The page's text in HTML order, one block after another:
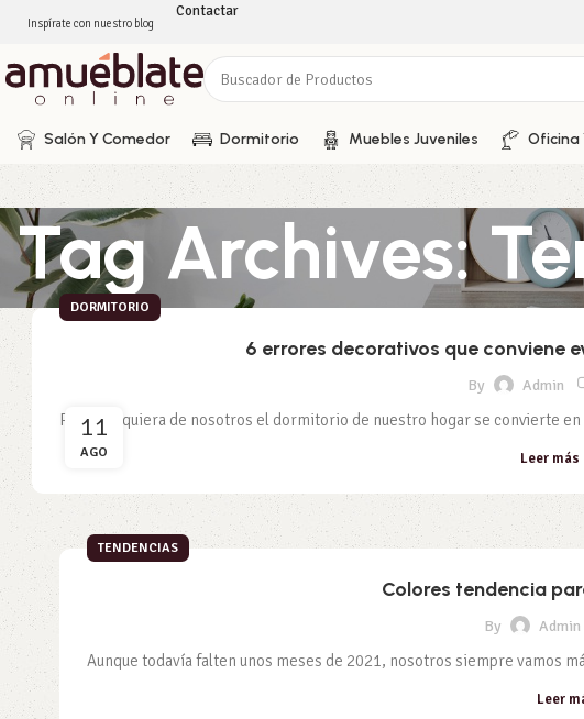
Inspírate con nuestro blog
Contactar
Salón Y Comedor Dormitorio Muebles Juveniles Oficina
Tag Archives:
11
AGO
DORMITORIO
6 errores decorativos que conviene
By Admin
Para cualquiera de nosotros el dormitorio de nuestro hogar se convierte
Leer más
TENDENCIAS
Colores tendencia
By Admin
Aunque todavía falten unos meses de 2021, nosotros siempre vamos
Leer